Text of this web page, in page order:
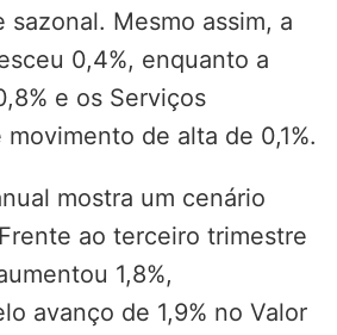
sazonal. Mesmo assim, a
0,4%, enquanto a
e os Serviços
de alta de 0,1%.
mostra um cenário
ao terceiro trimestre
1,8%,
avanço de 1,9% no Valor